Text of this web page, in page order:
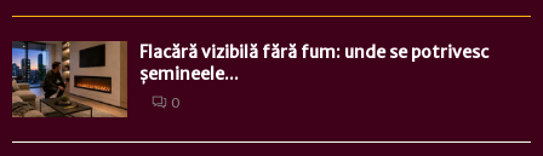
Flacără vizibilă fără fum: unde se potrivesc
șemineele...
0